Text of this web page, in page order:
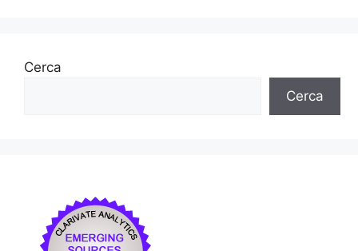
Cerca
Cerca